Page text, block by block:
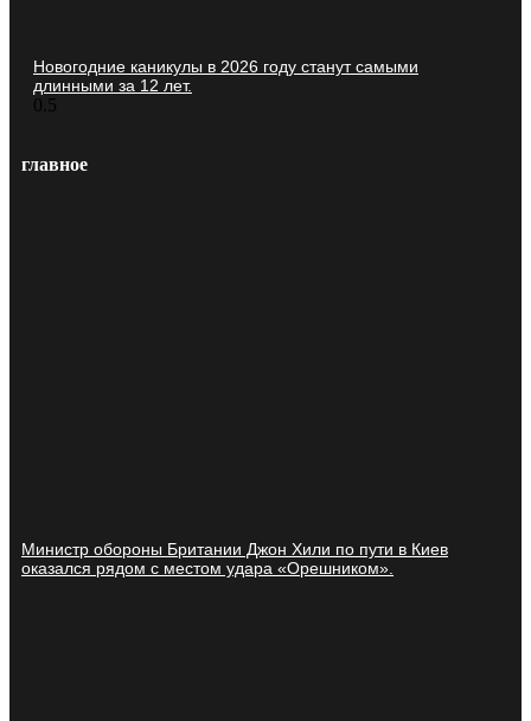
Новогодние каникулы в 2026 году станут самыми
длинными за 12 лет.
главное
Министр обороны Британии Джон Хили по пути в Киев
оказался рядом с местом удара «Орешником».